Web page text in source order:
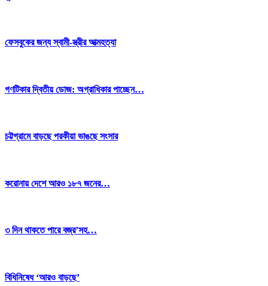
ফেসবুকের জন্য স্বামী-স্ত্রীর আত্মহত্যা
গণটিকার দ্বিতীয় ডোজ: অগ্রাধিকার পাচ্ছেন…
চট্টগ্রামে বাড়ছে পরকীয়া ভাঙছে সংসার
করোনায় দেশে আরও ১৮৭ জনের…
৩ দিন থাকতে পারে বজ্র’সহ…
বিধিনিষেধ ‘আরও বাড়ছে’